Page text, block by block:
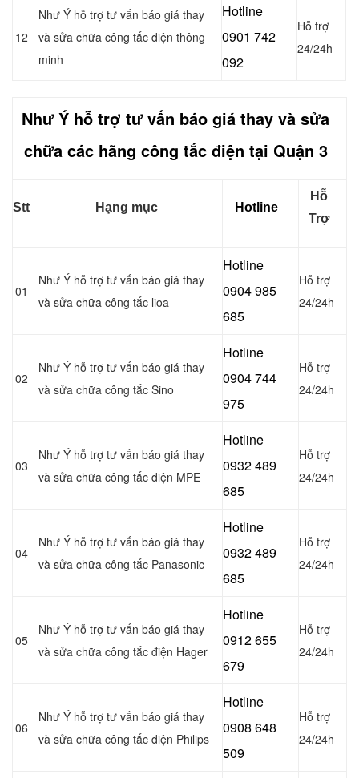
12
Như Ý hỗ trợ tư vấn báo giá thay
và sửa chữa công tắc điện thông
minh
Hotline
0901 742
092
Hỗ trợ
24/24h
Như Ý hỗ trợ tư vấn báo giá thay và sửa
chữa các hãng công tắc điện tại Quận 3
Stt Hạng mục Hotline
Hỗ
Trợ
01
Như Ý hỗ trợ tư vấn báo giá thay
và sửa chữa công tắc lioa
Hotline
0904 985
685
Hỗ trợ
24/24h
02
Như Ý hỗ trợ tư vấn báo giá thay
và sửa chữa công tắc Sino
Hotline
0904 744
975
Hỗ trợ
24/24h
03
Như Ý hỗ trợ tư vấn báo giá thay
và sửa chữa công tắc điện MPE
Hotline
0932 489
685
Hỗ trợ
24/24h
04
Như Ý hỗ trợ tư vấn báo giá thay
và sửa chữa công tắc Panasonic
Hotline
0932 489
685
Hỗ trợ
24/24h
05
Như Ý hỗ trợ tư vấn báo giá thay
và sửa chữa công tắc điện Hager
Hotline
0912 655
679
Hỗ trợ
24/24h
06
Như Ý hỗ trợ tư vấn báo giá thay
và sửa chữa công tắc điện Philips
Hotline
0908 648
509
Hỗ trợ
24/24h